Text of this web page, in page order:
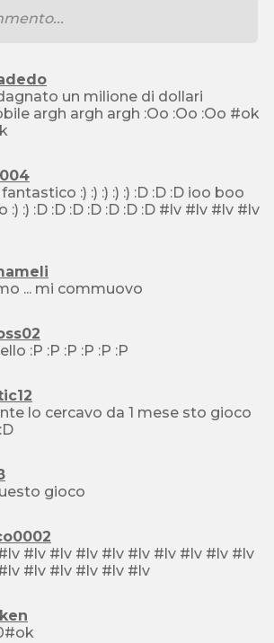
:Oo :Oo #ok
... mi commuovo
super bello :P :P :P :P :P :P
lo cercavo da 1 mese sto gioco
:D :D :D :D
gioco
#lv #lv #lv #lv #lv #lv #lv #lv